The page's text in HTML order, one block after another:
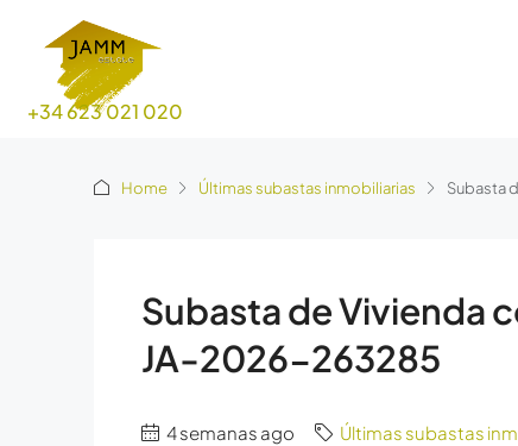
+34 623 021 020
Home Últimas subastas inmobiliarias Subasta
Subasta de Vivienda
JA-2026-263285
4 semanas ago Últimas subastas